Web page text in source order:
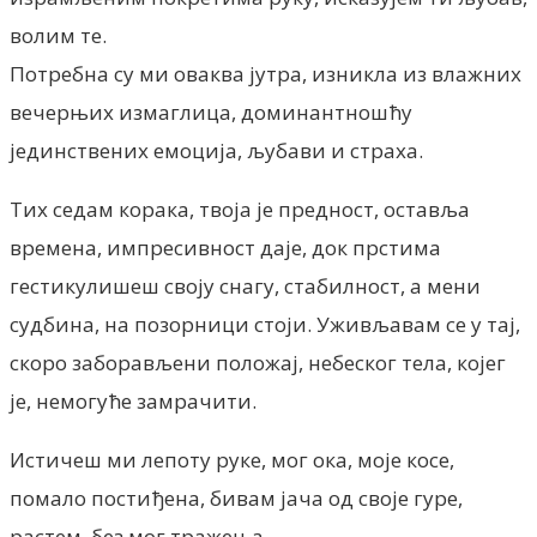
волим те.
Потребна су ми оваква јутра, изникла из влажних
вечерњих измаглица, доминантношћу
јединствених емоција, љубави и страха.
Тих седам корака, твоја је предност, оставља
времена, импресивност даје, док прстима
гестикулишеш своју снагу, стабилност, а мени
судбина, на позорници стоји. Уживљавам се у тај,
скоро заборављени положај, небеског тела, којег
је, немогуће замрачити.
Истичеш ми лепоту руке, мог ока, моје косе,
помало постиђена, бивам јача од своје гуре,